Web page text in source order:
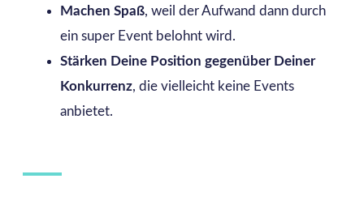
Machen Spaß, weil der Aufwand dann durch
ein super Event belohnt wird.
Stärken Deine Position gegenüber Deiner
Konkurrenz, die vielleicht keine Events
anbietet.